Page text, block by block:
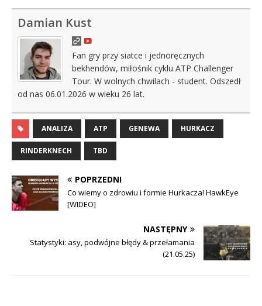
Damian Kust
Fan gry przy siatce i jednoręcznych
bekhendów, miłośnik cyklu ATP Challenger
Tour. W wolnych chwilach - student. Odszedł
od nas 06.01.2026 w wieku 26 lat.
ANALIZA ATP GENEWA HURKACZ
RINDERKNECH TBD
POPRZEDNI
Co wiemy o zdrowiu i formie Hurkacza! HawkEye
[WIDEO]
NASTĘPNY
Statystyki: asy, podwójne błędy & przełamania
(21.05.25)